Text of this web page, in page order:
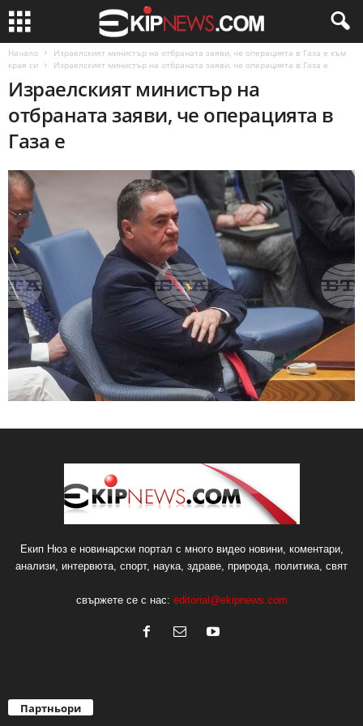
Начало
Израелският министър на отбраната заяви, че операцията в Газа е към
края си
Израелският министър на отбраната заяви, че операцията в Газа е
Израелският министър на
отбраната заяви, че операцията в
Газа е
Екип Нюз е новинарски портал с много видео новини, коментари,
анализи, интервюта, спорт, наука, здраве, природа, политика, свят
свържете се с нас: editorial@ekipnews.com
Партньори